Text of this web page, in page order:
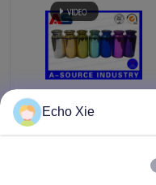
De kleurrijke Kleine In
reliëf gemaakte
het Glasdruppelbuisje
Echo Xie